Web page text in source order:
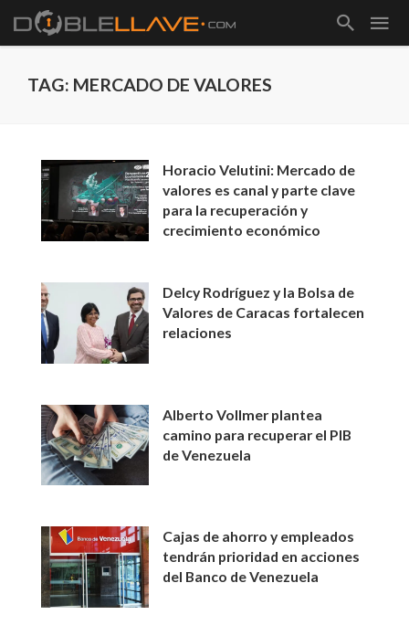
TAG: MERCADO DE VALORES
Horacio Velutini: Mercado de
valores es canal y parte clave
para la recuperación y
crecimiento económico
Delcy Rodríguez y la Bolsa de
Valores de Caracas fortalecen
relaciones
Alberto Vollmer plantea
camino para recuperar el PIB
de Venezuela
Cajas de ahorro y empleados
tendrán prioridad en acciones
del Banco de Venezuela